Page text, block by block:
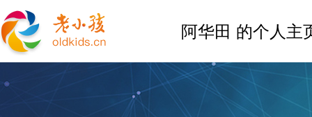
阿华田 的个人主